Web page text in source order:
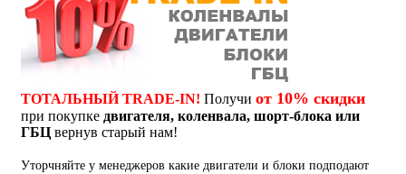
ТОТАЛЬНЫЙ TRADE-IN! Получи от 10% скидки
при покупке двигателя, коленвала, шорт-блока или
ГБЦ вернув старый нам!
Уторчняйте у менеджеров какие двигатели и блоки подподают